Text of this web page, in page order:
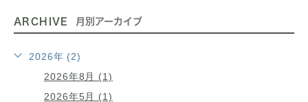
ARCHIVE 月別アーカイブ
2026年 (2)
2026年8月 (1)
2026年5月 (1)